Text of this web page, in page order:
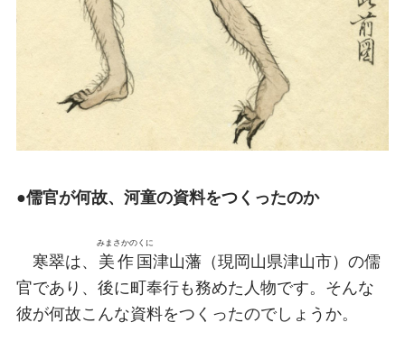
●儒官が何故、河童の資料をつくったのか
寒翠は、 美作国
みまさかのくに
津山藩（現岡山県津山市）の儒
官であり、後に町奉行も務めた人物です。そんな
彼が何故こんな資料をつくったのでしょうか。